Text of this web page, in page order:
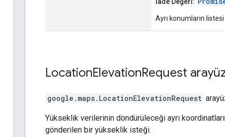
Ayrı konumların
LocationElevationRequest
google.maps. LocationElevationRequest
Yükseklik verilerinin döndürüleceği ayrı
gönderilen bir yükseklik isteği.